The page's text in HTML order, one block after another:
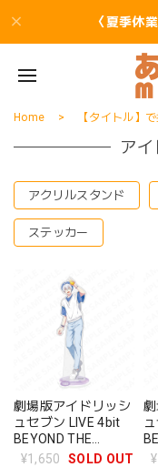
〈夏季休
Home 【タイトル】
ア
アクリルスタンド
ステッカー
劇場版アイドリッシ
ュセブン LIVE 4bit
BEYOND THE
PERiOD アクリルス
¥1,650 SOLD OUT